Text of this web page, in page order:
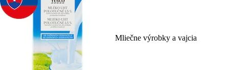
Mliečne výrobky a vajcia